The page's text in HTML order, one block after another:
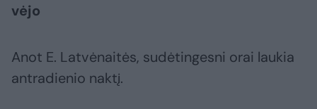
vėjo
Anot E. Latvėnaitės, sudėtingesni orai laukia
antradienio naktį.